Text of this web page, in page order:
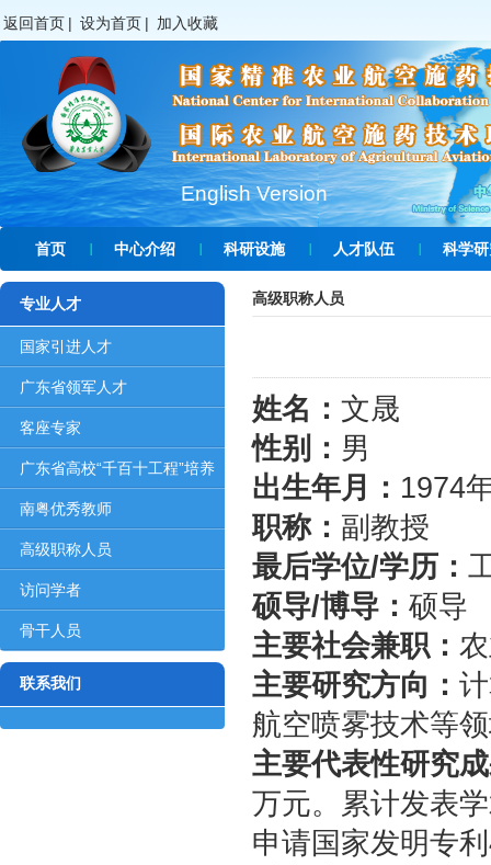
返回首页 | 设为首页 | 加入收藏
English Version
首页 中心介绍 科研设施 人才队伍 科学
专业人才
国家引进人才
广东省领军人才
客座专家
广东省高校“千百十工程”培养
对象
南粤优秀教师
高级职称人员
访问学者
骨干人员
联系我们
高级职称人员
姓名： 文晟
性别： 男
出生年月： 1974
职称： 副教授
最后学位/学历：
硕导/博导： 硕导
主要社会兼职：
主要研究方向：
航空喷雾技术等
主要代表性研究
万元。 累计发表
申请国家发明专